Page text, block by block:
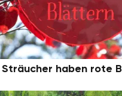
Sträucher haben rote